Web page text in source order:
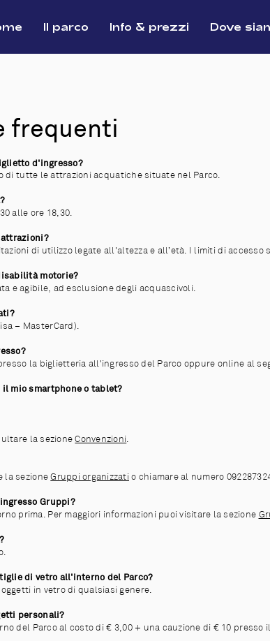
Il parco Info & prezzi Dove
frequenti
d'ingresso?
tutte le attrazioni acquatiche situate nel Parco.
alle ore 18,30.
di utilizzo legate all'altezza e all’età. I limiti di accesso
motorie?
e agibile, ad esclusione degli acquascivoli.
– MasterCard).
la biglietteria all'ingresso del Parco oppure online al
il mio smartphone o tablet?
la sezioneConvenzioni.
la sezioneGruppi organizzati o chiamare al numero
Gruppi?
prima. Per maggiori informazioni puoi visitare la sezione
di vetro all'interno del Parco?
in vetro di qualsiasi genere.
personali?
del Parco al costo di € 3,00 + una cauzione di € 10 presso